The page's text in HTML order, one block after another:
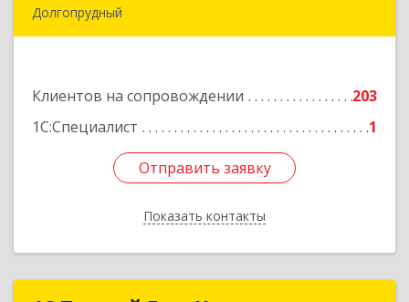
Долгопрудный
Клиентов на сопровождении
203
1С:Специалист
1
Отправить заявку
Показать контакты
Подробнее
Отправить заявку
Назад